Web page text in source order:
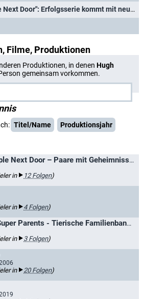
"The Couple Next Door": Erfolgsserie kommt mit neuem Cast zurück
Filme, Produktionen
Produktionen, in denen Hugh
gemeinsam vorkommen.
Titel/Name
Produktionsjahr
The Couple Next Door – Paare mit Geheimnissen
in 12 Folgen)
in 4 Folgen)
Animal Super Parents - Tierische Familienbande / Tierische Elternliebe
in 3 Folgen)
in 20 Folgen)